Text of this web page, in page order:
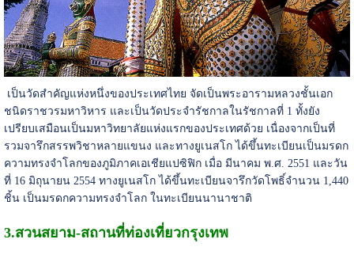
เป็นวัดสำคัญแห่งหนึ่งของประเทศไทย จัดเป็นพระอารามหลวงชั้นเอก
ชนิดราชวรมหาวิหาร และเป็นวัดประจำรัชกาลในรัชกาลที่ 1 ทั้งยัง
เปรียบเสมือนเป็นมหาวิทยาลัยแห่งแรกของประเทศด้วย เนื่องจากเป็นที่
รวมจารึกสรรพวิชาหลายแขนง และทางยูเนสโก ได้ขึ้นทะเบียนเป็นมรดก
ความทรงจำโลกของภูมิภาคเอเชียแปซิฟิก เมื่อ มีนาคม พ.ศ. 2551 และวัน
ที่ 16 มิถุนายน 2554 ทางยูเนสโก ได้ขึ้นทะเบียนจารึกวัดโพธิ์จำนวน 1,440
ชิ้น เป็นมรดกความทรงจำโลก ในทะเบียนนานาชาติ
3.สวนสยาม-สถานที่ท่องเที่ยวกรุงเทพ